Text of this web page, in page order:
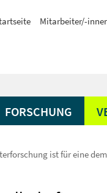
Mitarbeiter/-
FORSCHUNG
ist für eine